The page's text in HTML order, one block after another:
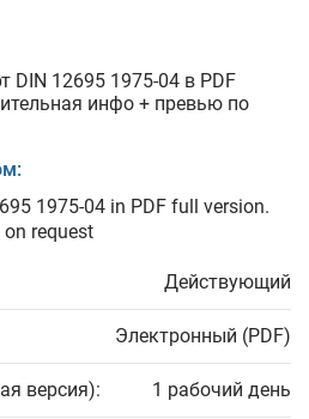
DIN 12695 1975-04 в PDF
инфо + превью по
1975-04 in PDF full version.
request
Действующий
Электронный (PDF)
версия): 1 рабочий день